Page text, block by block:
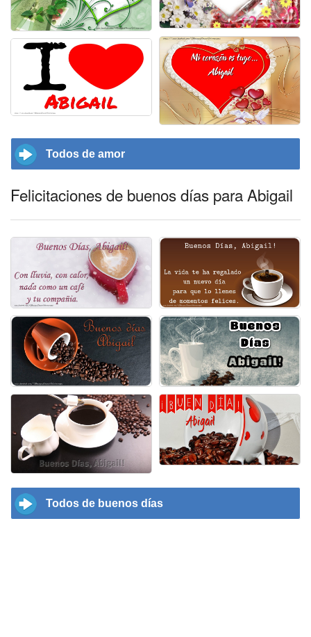
Todos de amor
Felicitaciones de buenos días para Abigail
Todos de buenos días